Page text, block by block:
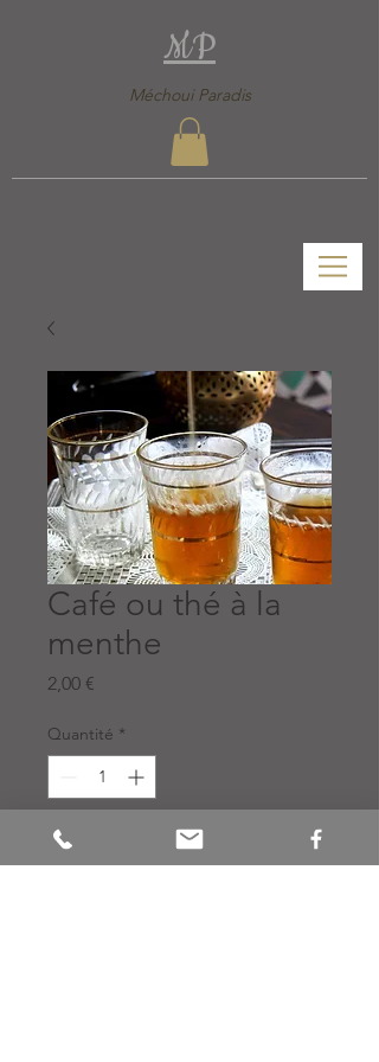
MP
Méchoui Paradis
Café ou thé à la
menthe
2,00 €
Quantité *
Ajouter au panier